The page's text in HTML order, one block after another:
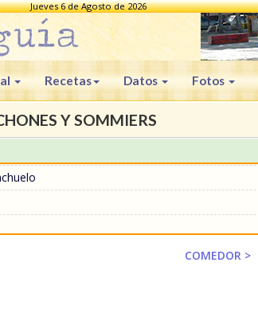
Jueves 6 de Agosto de 2026
Recetas Datos Fotos
Y SOMMIERS
COMEDOR >